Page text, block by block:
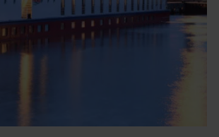
Next